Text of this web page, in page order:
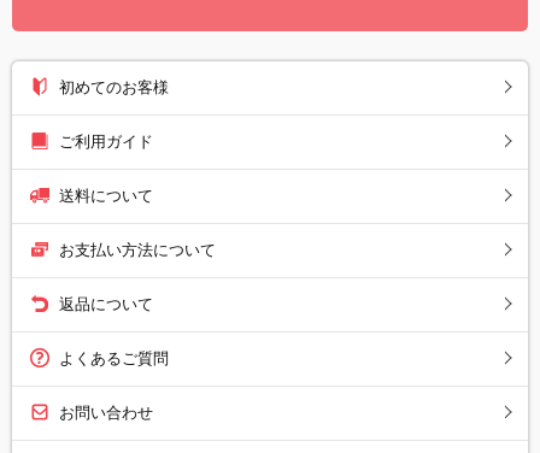
初めてのお客様
ご利用ガイド
送料について
お支払い方法について
返品について
よくあるご質問
お問い合わせ